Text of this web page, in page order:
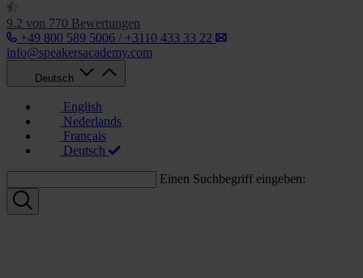
9.2 von 770 Bewertungen
+49 800 589 5006 / +3110 433 33 22
info@speakersacademy.com
Deutsch
English
Nederlands
Français
Deutsch
Einen Suchbegriff eingeben: